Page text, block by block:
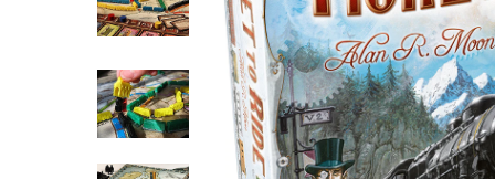
Smart Games
Jocuri cu miniaturi
Final Girl - solo game